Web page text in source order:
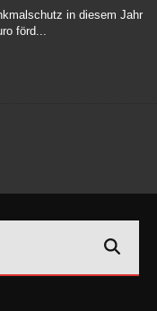
in diesem Jahr
förd...